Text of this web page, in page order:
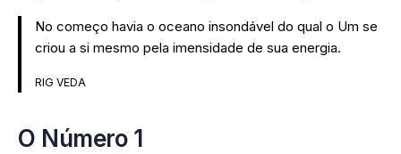
No começo havia o oceano insondável do qual o Um se
criou a si mesmo pela imensidade de sua energia.
RIG VEDA
O Número 1